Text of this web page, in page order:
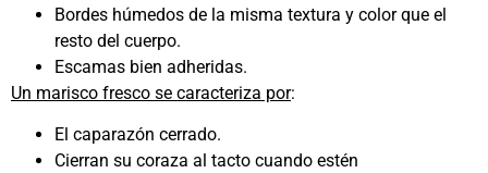
Bordes húmedos de la misma textura y color que el
resto del cuerpo.
Escamas bien adheridas.
Un marisco fresco se caracteriza por:
El caparazón cerrado.
Cierran su coraza al tacto cuando estén